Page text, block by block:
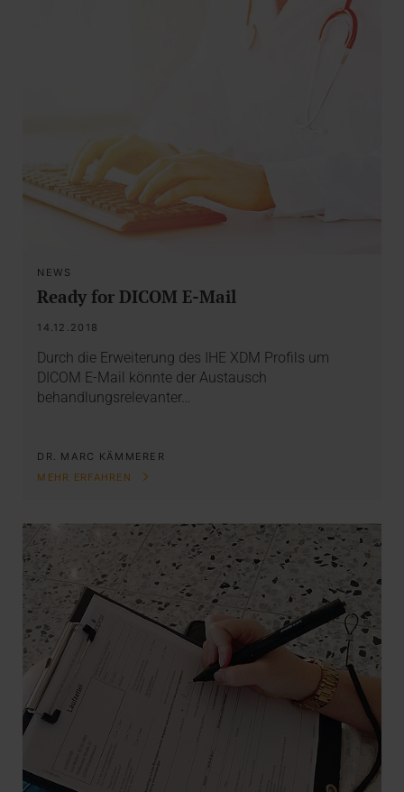
NEWS
Ready for DICOM E-Mail
14.12.2018
Durch die Erweiterung des IHE XDM Profils um
DICOM E-Mail könnte der Austausch
behandlungsrelevanter…
DR. MARC KÄMMERER
MEHR ERFAHREN